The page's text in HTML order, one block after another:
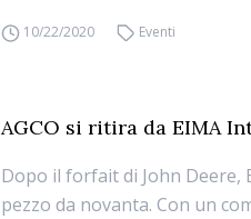
10/22/2020 Eventi
AGCO si ritira da EIMA
Dopo il forfait di John
pezzo da novanta. Con un